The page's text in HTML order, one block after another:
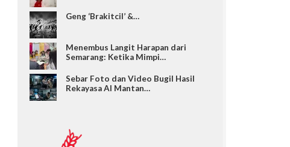
Geng ‘Brakitcil’ &…
Menembus Langit Harapan dari
Semarang: Ketika Mimpi…
Sebar Foto dan Video Bugil Hasil
Rekayasa AI Mantan…